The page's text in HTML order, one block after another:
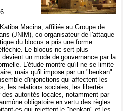
Macina, affiliée au Groupe de
(JNIM), co-organisateur de l'attaque
du blocus a pris une forme
Le blocus ne sert plus
un mode de gouvernance par la
L'étude montre qu'il ne se limite
mais qu'il impose par un "benkan"
d'injonctions qui affectent les
les relations sociales, les libertés
autorités locales, notamment par
obligatoire en vertu des règles
qui rejettent le "benkan" et les